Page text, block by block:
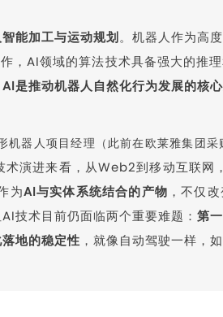
能加工与运动规划。机器人作为高
，AI领域的算法技术具备强大的推
AI是推动机器人自然化行为发展的核
机器人项目经理（此前在欧莱雅集团
术演进来看，从Web2到移动互联网
为AI与实体系统结合的产物 ，不仅
技术目前仍面临两个重要难题： 第
地的稳定性 ，就像自动驾驶一样，